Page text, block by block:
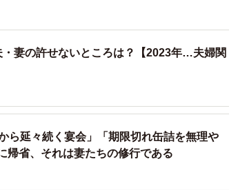
妻の許せないところは？【2023年…夫婦関
ら延々続く宴会」「期限切れ缶詰を無理や
省、それは妻たちの修行である